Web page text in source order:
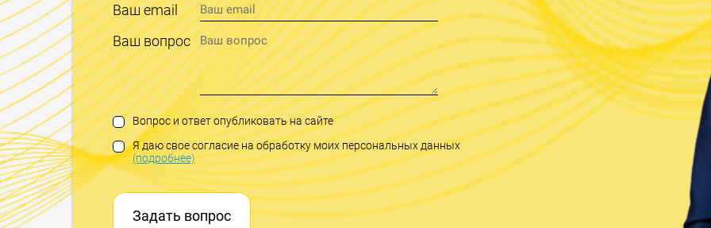
Ваш email
Ваш вопрос
Вопрос и ответ опубликовать на сайте
Я даю свое согласие на обработку моих персональных данных
(подробнее)
Задать вопрос